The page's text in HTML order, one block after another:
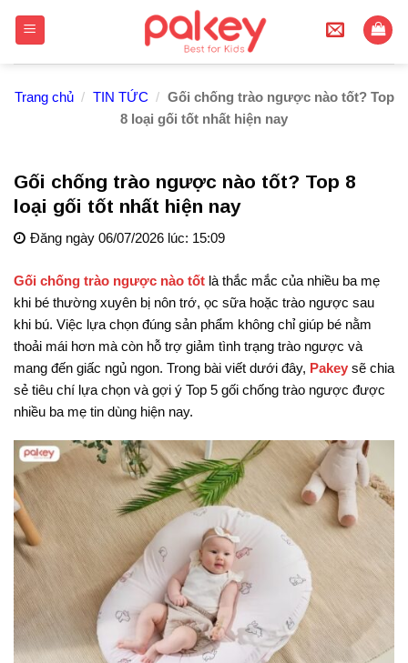
Trang chủ / TIN TỨC / Gối chống trào ngược nào tốt? Top
8 loại gối tốt nhất hiện nay
Gối chống trào ngược nào tốt? Top 8
loại gối tốt nhất hiện nay
Đăng ngày 06/07/2026 lúc: 15:09
Gối chống trào ngược nào tốt là thắc mắc của nhiều ba mẹ
khi bé thường xuyên bị nôn trớ, ọc sữa hoặc trào ngược sau
khi bú. Việc lựa chọn đúng sản phẩm không chỉ giúp bé nằm
thoải mái hơn mà còn hỗ trợ giảm tình trạng trào ngược và
mang đến giấc ngủ ngon. Trong bài viết dưới đây, Pakey sẽ chia
sẻ tiêu chí lựa chọn và gợi ý Top 5 gối chống trào ngược được
nhiều ba mẹ tin dùng hiện nay.